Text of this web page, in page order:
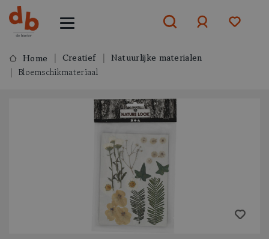
ofaanmelden
Home Creatief
Natuurlijke materialen
Bloemschikmateriaal